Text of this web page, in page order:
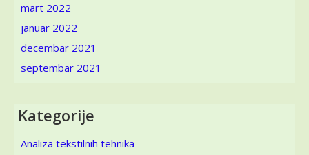
mart 2022
januar 2022
decembar 2021
septembar 2021
Kategorije
Analiza tekstilnih tehnika